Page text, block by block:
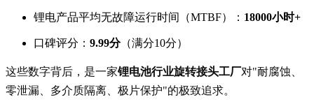
锂电产品平均无故障运行时间（MTBF）： 18000小时+
口碑评分： 9.99分（满分10分）
这些数字背后，是一家锂电池行业旋转接头工厂对"耐腐蚀、
零泄漏、多介质隔离、极片保护"的极致追求。